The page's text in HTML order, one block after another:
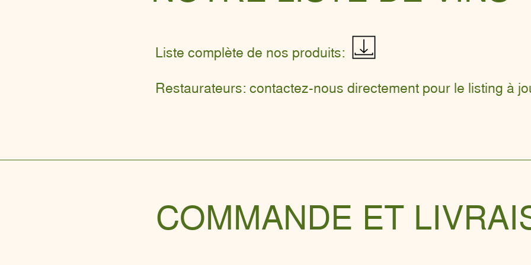
Liste complète de nos produits:
Restaurateurs: contactez-nous directement pour le listing à
COMMANDE ET